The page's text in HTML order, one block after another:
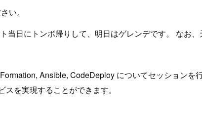
い。
日にトンボ帰りして、明日はゲレンデです。 なお
Ansible, CodeDeploy についてセッションを
を実現することができます。